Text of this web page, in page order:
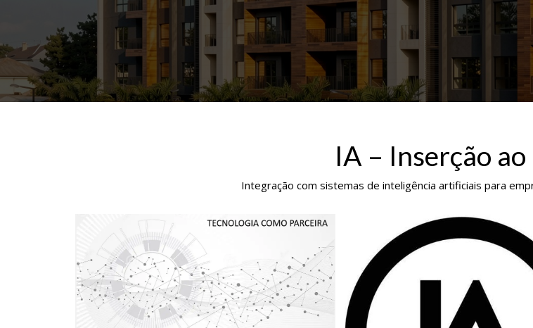
IA – Inserção
Integração com sistemas de inteligência artificiais para